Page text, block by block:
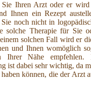
Sie Ihren Arzt oder er
Ihnen ein Rezept
noch nicht in
solche Therapie für Sie
solchen Fall wird er
und Ihnen womöglich
Ihrer Nähe empfehlen.
ist dabei sehr wichtig, da
können, die der Arzt